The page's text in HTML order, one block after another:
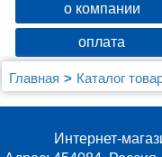
о компании
оплата
Главная Каталог
Bagno & Associati
Интернет-